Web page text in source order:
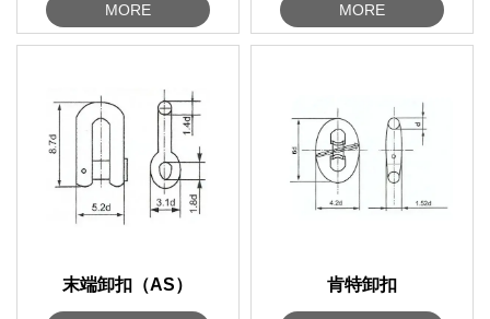
MORE MORE
末端卸扣（AS） 肯特卸扣